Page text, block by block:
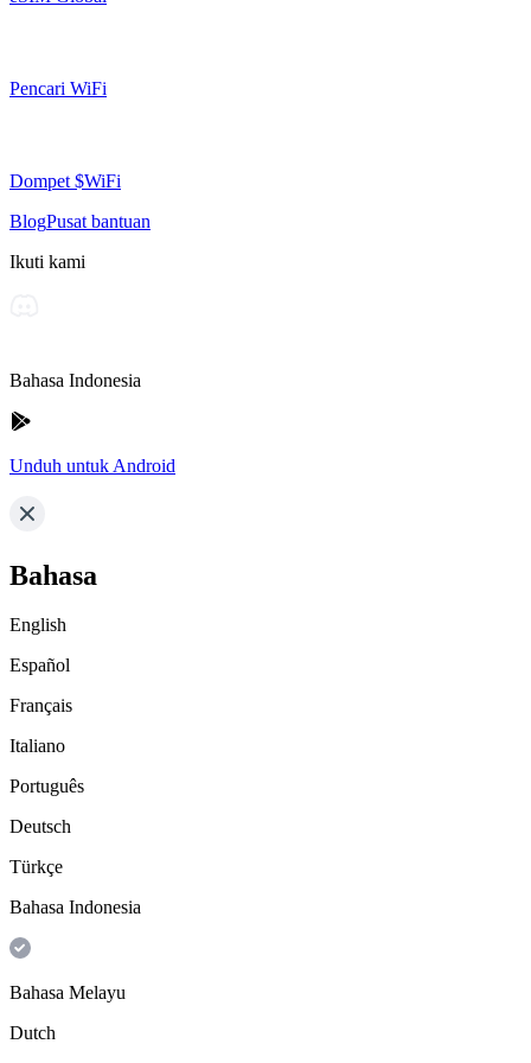
Pencari WiFi
Dompet $WiFi
BlogPusat bantuan
Ikuti kami
Bahasa Indonesia
Unduh untuk Android
Bahasa
English
Español
Français
Italiano
Português
Deutsch
Türkçe
Bahasa Indonesia
Bahasa Melayu
Dutch